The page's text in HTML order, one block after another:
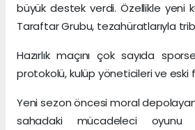
büyük destek verdi. Özellikle yeni
Taraftar Grubu, tezahüratlarıyla
Hazırlık maçını çok sayıda
protokolü, kulüp yöneticileri ve eski
Yeni sezon öncesi moral depolayan
sahadaki mücadeleci